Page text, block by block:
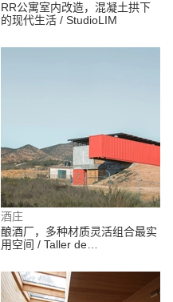
RR公寓室内改造，混凝土拱下
的现代生活 / StudioLIM
酒庄
酿酒厂，多种材质灵活组合最实
用空间 / Taller de